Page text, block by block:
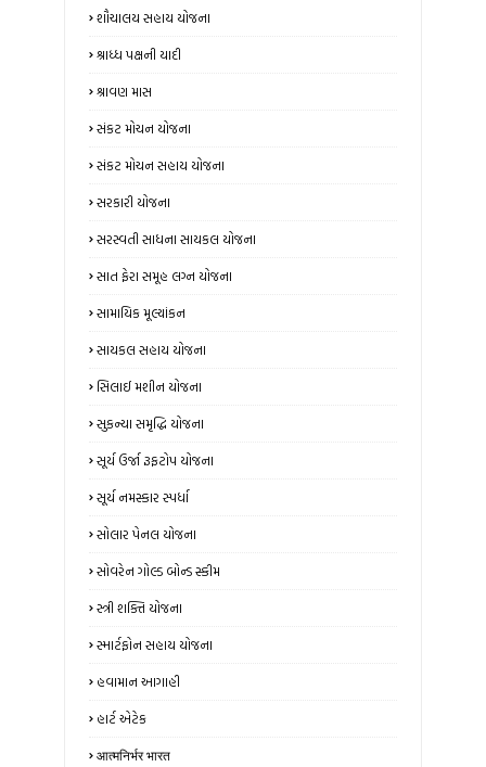
શૌચાલય સહાય યોજના
શ્રાધ્ધ પક્ષની યાદી
શ્રાવણ માસ
સંકટ મોચન યોજના
સંકટ મોચન સહાય યોજના
સરકારી યોજના
સરસ્વતી સાધના સાયકલ યોજના
સાત ફેરા સમૂહ લગ્ન યોજના
સામાયિક મૂલ્યાંકન
સાયકલ સહાય યોજના
સિલાઈ મશીન યોજના
સુકન્યા સમૃદ્ધિ યોજના
સૂર્ય ઉર્જા રૂફટોપ યોજના
સૂર્ય નમસ્કાર સ્પર્ધા
સોલાર પેનલ યોજના
સોવરેન ગોલ્ડ બોન્ડ સ્કીમ
સ્ત્રી શક્તિ યોજના
સ્માર્ટફોન સહાય યોજના
હવામાન આગાહી
હાર્ટ એટેક
आत्मनिर्भर भारत